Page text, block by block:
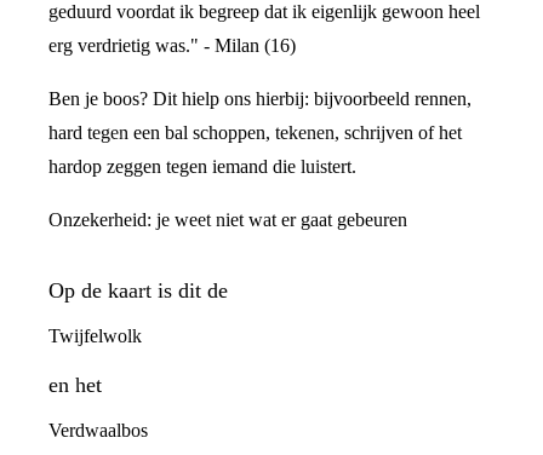
geduurd voordat ik begreep dat ik eigenlijk gewoon heel
erg verdrietig was." - Milan (16)
Ben je boos? Dit hielp ons hierbij: bijvoorbeeld rennen,
hard tegen een bal schoppen, tekenen, schrijven of het
hardop zeggen tegen iemand die luistert.
Onzekerheid: je weet niet wat er gaat gebeuren
Op de kaart is dit de
Twijfelwolk
en het
Verdwaalbos